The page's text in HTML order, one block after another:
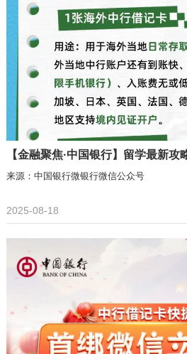
【金融聚焦·中国银行】留学最新攻
来源：中国银行微银行微信公众号
2025-08-18